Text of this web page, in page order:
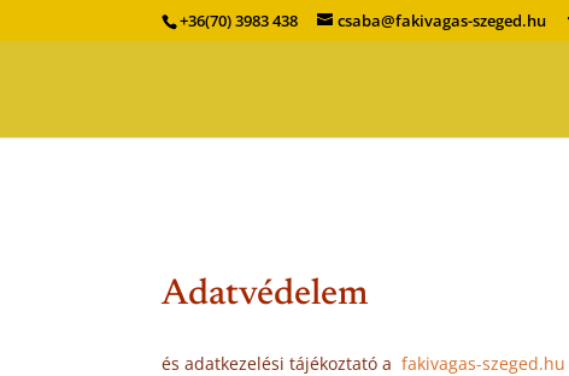
+36(70) 3983 438 csaba@fakivagas-szeged.hu
Adatvédelem
és adatkezelési tájékoztató afakivagas-szeged.hu